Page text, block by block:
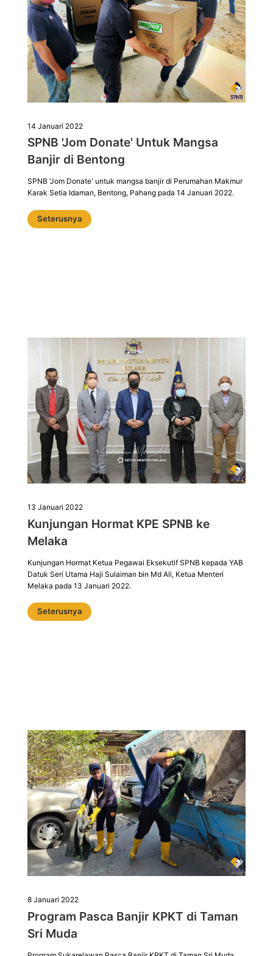
14 Januari 2022
SPNB 'Jom Donate' Untuk Mangsa
Banjir di Bentong
SPNB 'Jom Donate' untuk mangsa banjir di Perumahan Makmur
Karak Setia Idaman, Bentong, Pahang pada 14 Januari 2022.
Seterusnya
13 Januari 2022
Kunjungan Hormat KPE SPNB ke
Melaka
Kunjungan Hormat Ketua Pegawai Eksekutif SPNB kepada YAB
Datuk Seri Utama Haji Sulaiman bin Md Ali, Ketua Menteri
Melaka pada 13 Januari 2022.
Seterusnya
8 Januari 2022
Program Pasca Banjir KPKT di Taman
Sri Muda